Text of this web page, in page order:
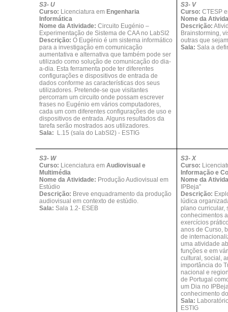
S3- U
Curso: Licenciatura em Engenharia
Informática
Nome da Atividade: Circuito Eugénio –
Experimentação de Sistema de CAA no LabSI2
Descrição: O Eugénio é um sistema informático
para a investigação em comunicação
aumentativa e alternativa que também pode ser
utilizado como solução de comunicação do dia-
a-dia. Esta ferramenta pode ter diferentes
configurações e dispositivos de entrada de
dados conforme as características dos seus
utilizadores. Pretende-se que visitantes
percorram um circuito onde possam escrever
frases no Eugénio em vários computadores,
cada um com diferentes configurações de uso e
dispositivos de entrada. Alguns resultados da
tarefa serão mostrados aos utilizadores.
Sala:
L.15 (sala do LabSI2) - ESTIG
S3- V
Curso:CTESP
Nome da
Descrição:
Brainstorming,
outras que
Sala:Sala a
S3- W
Curso: Licenciatura emAudiovisual e
Multimédia
Nome da Atividade: Produção Audiovisual em
Estúdio
Descrição: Breve enquadramento da produção
audiovisual em contexto de estúdio.
Sala:Sala 1.2- ESEB
S3- X
Curso:
Informação e
Nome da
IPBeja”
Descrição:
lúdica
plano curricular,
conhecimentos
exercícios
anos de Curso,
de
uma atividade
funções e em
cultural, social,
importância do
nacional e
de Portugal
um Dia no
conhecimento
Sala:
ESTIG